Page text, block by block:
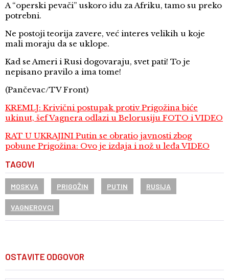
A “operski pevači” uskoro idu za Afriku, tamo su preko
potrebni.
Ne postoji teorija zavere, već interes velikih u koje
mali moraju da se uklope.
Kad se Ameri i Rusi dogovaraju, svet pati! To je
nepisano pravilo a ima tome!
(Pančevac/TV Front)
KREMLJ: Krivični postupak protiv Prigožina biće
ukinut, šef Vagnera odlazi u Belorusiju FOTO i VIDEO
RAT U UKRAJINI Putin se obratio javnosti zbog
pobune Prigožina: Ovo je izdaja i nož u leđa VIDEO
TAGOVI
MOSKVA PRIGOŽIN PUTIN RUSIJA
VAGNEROVCI
OSTAVITE ODGOVOR